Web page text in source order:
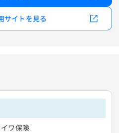
サイトを見る
ワ保険